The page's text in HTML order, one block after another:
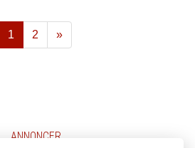
1 2
»
Næste
ANNONCER